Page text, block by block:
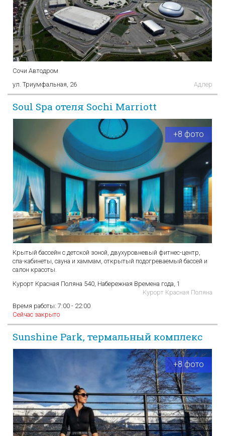
Сочи Автодром​
ул​. Триумфальная, 26
Адлер
Soul Spa отеля Sochi Marriott
+8 фото
Крытый бассейн с детской зоной, двухуровневый фитнес-центр,
спа-кабинеты, сауна и хаммам, открытый подогреваемый бассей и
салон красоты.
Курорт Красная Поляна 540, Набережная Времена года, 1
Курорт Красная Поляна
Время работы: 7:00 - 22:00
Сейчас закрыто
Sunshine Park, термальный комплекс
+8 фото